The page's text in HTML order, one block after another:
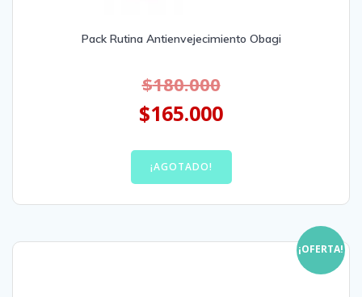
Pack Rutina Antienvejecimiento Obagi
$180.000
$165.000
¡AGOTADO!
¡OFERTA!